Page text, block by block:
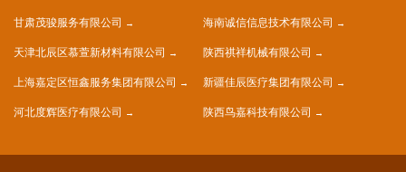
甘肃茂骏服务有限公司 海南诚信信息技术有限公司
天津北辰区慕萱新材料有限公司 陕西祺祥机械有限公司
上海嘉定区恒鑫服务集团有限公司 新疆佳辰医疗集团有限公司
河北度辉医疗有限公司 陕西鸟嘉科技有限公司